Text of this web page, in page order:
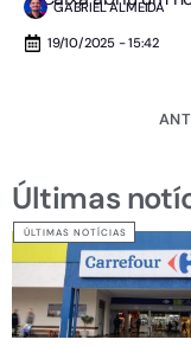
GABRIEL ALMEIDA
19/10/2025 - 15:42
Últimas
ÚLTIMAS NOTÍCIAS